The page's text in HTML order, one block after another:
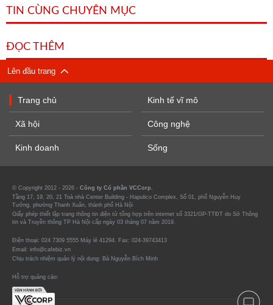
TIN CÙNG CHUYÊN MỤC
ĐỌC THÊM
Lên đầu trang
Trang chủ
Xã hội
Kinh doanh
Kinh tế vĩ mô
Công nghệ
Sống
© Copyright 2012 - 2026 - Công ty Cổ phần VCCorp.
Tầng 17, 19, 20, 21 Toà nhà Center Building - Hapulico Complex, Số 01, phố Nguyễn Huy
Tưởng, phường Thanh Xuân, thành phố Hà Nội
Giấy phép thiết lập trang thông tin điện tử tổng hợp trên internet số 3321/GP-TTĐT do Sở Thông
tin và Truyền thông TP Hà Nội cấp ngày 03 tháng 07 năm 2019.
Điện thoại: 024 7309 5555 Máy lẻ 41294. Fax: 024-39743413
Email: info@cafebiz.vn
Chịu trách nhiệm quản lý nội dung: Bà Nguyễn Bích Minh
Hỗ trợ quảng cáo: